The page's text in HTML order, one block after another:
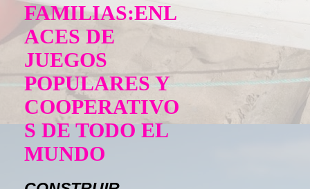
FAMILIAS:ENL
ACES DE
JUEGOS
POPULARES Y
COOPERATIVO
S DE TODO EL
MUNDO